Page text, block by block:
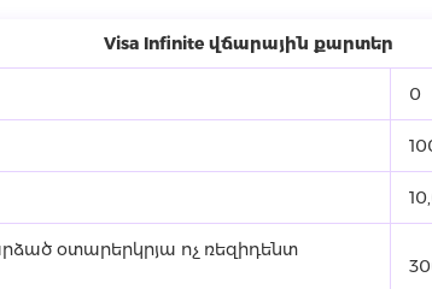
Visa Infinite վճարային քարտեր
0
օտարերկրյա ոչ ռեզիդենտ